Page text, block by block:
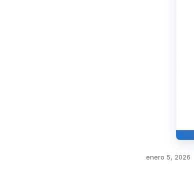
enero 5, 2026